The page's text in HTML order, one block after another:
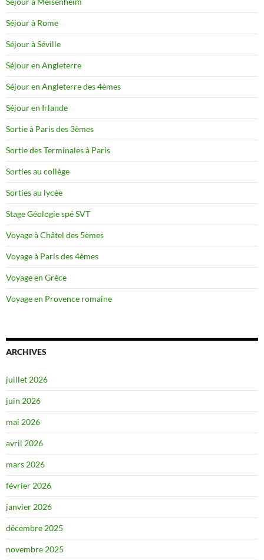
Séjour à Rome
Séjour à Séville
Séjour en Angleterre
Séjour en Angleterre des 4èmes
Séjour en Irlande
Sortie à Paris des 3èmes
Sortie des Terminales à Paris
Sorties au collège
Sorties au lycée
Stage Géologie spé SVT
Voyage à Châtel des 5èmes
Voyage à Paris des 4èmes
Voyage en Grèce
Voyage en Provence romaine
ARCHIVES
juillet 2026
juin 2026
mai 2026
avril 2026
mars 2026
février 2026
janvier 2026
décembre 2025
novembre 2025